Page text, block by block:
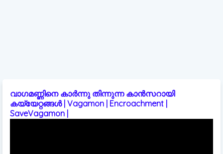
വാഗമണ്ണിനെ കാർന്നു തിന്നുന്ന കാൻസറായി
കയ്യേറ്റങ്ങൾ | Vagamon | Encroachment |
SaveVagamon |